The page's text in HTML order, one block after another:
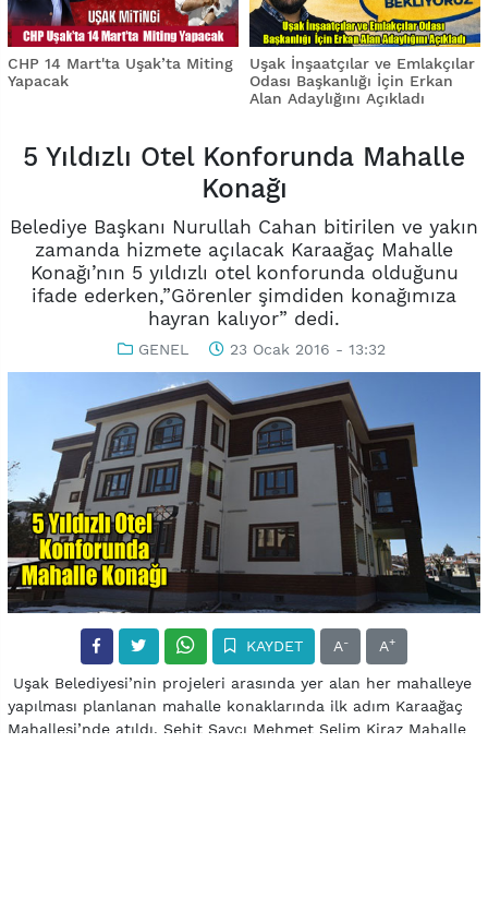
CHP 14 Mart'ta Uşak’ta Miting
Yapacak
Uşak İnşaatçılar ve Emlakçılar
Odası Başkanlığı İçin Erkan
Alan Adaylığını Açıkladı
5 Yıldızlı Otel Konforunda Mahalle
Konağı
Belediye Başkanı Nurullah Cahan bitirilen ve yakın
zamanda hizmete açılacak Karaağaç Mahalle
Konağı’nın 5 yıldızlı otel konforunda olduğunu
ifade ederken,”Görenler şimdiden konağımıza
hayran kalıyor” dedi.
GENEL 23 Ocak 2016 - 13:32
KAYDET A- A+
Uşak Belediyesi’nin projeleri arasında yer alan her mahalleye
yapılması planlanan mahalle konaklarında ilk adım Karaağaç
Mahallesi’nde atıldı. Şehit Savcı Mehmet Selim Kiraz Mahalle